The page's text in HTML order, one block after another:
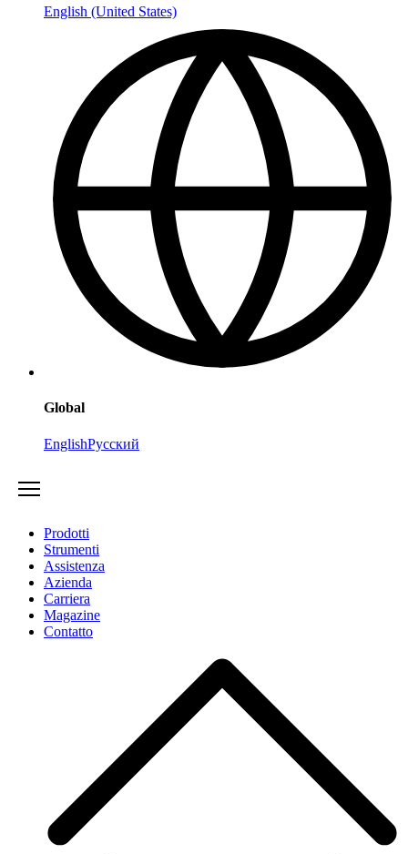
English (United States)
Global
EnglishРусский
Prodotti
Strumenti
Assistenza
Azienda
Carriera
Magazine
Contatto